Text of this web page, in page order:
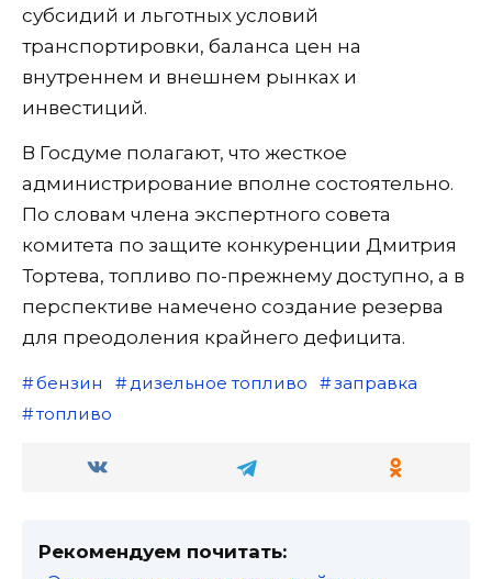
субсидий и льготных условий
транспортировки, баланса цен на
внутреннем и внешнем рынках и
инвестиций.
В Госдуме полагают, что жесткое
администрирование вполне состоятельно.
По словам члена экспертного совета
комитета по защите конкуренции Дмитрия
Тортева, топливо по-прежнему доступно, а в
перспективе намечено создание резерва
для преодоления крайнего дефицита.
бензин дизельное топливо
заправка
топливо
Рекомендуем почитать: